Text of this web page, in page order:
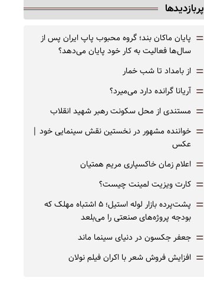
پربازدیدها
= پایان ماکان بند؛ گروه محبوب پاپ ایران پس از
سال‌ها فعالیت به کار خود پایان می‌دهد؟
= از بامداد تا شب خمار
= آریانا گرانده دارد می‌میرد؟
= مستندی از محل سکونت رهبر شهید انقلاب
= خواننده مشهور در نخستین نقش سینمایی خود |‌
عکس
= اعلام زمان خاکسپاری مریم همتیان
= کارت ویزیت لمینت چیست؟
=
پشت‌پرده بازار لوله استیل؛ ۵ اشتباه مهلک که
بودجه پروژه‌های صنعتی را می‌بلعد
= جعفر جکسون در دنیای سینما ماند
= افزایش فروش شعر با اکران فیلم نولان